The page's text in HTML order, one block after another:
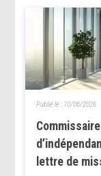
lettre de
Publié le : 10/06/2026